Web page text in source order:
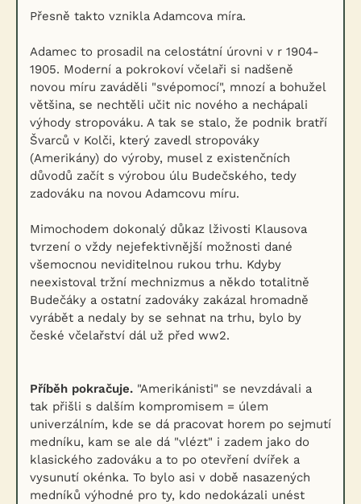
Přesně takto vznikla Adamcova míra.
Adamec to prosadil na celostátní úrovni v r 1904-
1905. Moderní a pokrokoví včelaři si nadšeně
novou míru zaváděli "svépomocí", mnozí a bohužel
většina, se nechtěli učit nic nového a nechápali
výhody stropováku. A tak se stalo, že podnik bratří
Švarců v Kolči, který zavedl stropováky
(Amerikány) do výroby, musel z existenčních
důvodů začít s výrobou úlu Budečského, tedy
zadováku na novou Adamcovu míru.
Mimochodem dokonalý důkaz lživosti Klausova
tvrzení o vždy nejefektivnější možnosti dané
všemocnou neviditelnou rukou trhu. Kdyby
neexistoval tržní mechnizmus a někdo totalitně
Budečáky a ostatní zadováky zakázal hromadně
vyrábět a nedaly by se sehnat na trhu, bylo by
české včelařství dál už před ww2.
Příběh pokračuje. "Amerikánisti" se nevzdávali a
tak přišli s dalším kompromisem = úlem
univerzálním, kde se dá pracovat horem po sejmutí
medníku, kam se ale dá "vlézt" i zadem jako do
klasického zadováku a to po otevření dvířek a
vysunutí okénka. To bylo asi v době nasazených
medníků výhodné pro ty, kdo nedokázali unést